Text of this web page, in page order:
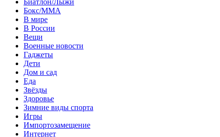
Бокс/MMA
В мире
В России
Вещи
Военные новости
Гаджеты
Дети
Дом и сад
Еда
Звёзды
Здоровье
Зимние виды спорта
Игры
Импортозамещение
Интернет